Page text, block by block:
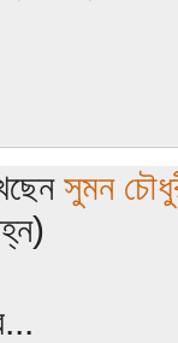
সুমন